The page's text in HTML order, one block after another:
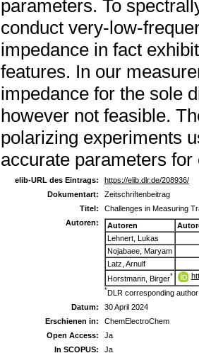
parameters. To
conduct very-low-
impedance in fact
features. In our
impedance for the sole
however not feasible.
polarizing experiments
accurate parameters
elib-URL des Eintrags:
https://elib.dlr.de/208936/
Dokumentart:
Zeitschriftenbeitrag
Titel:
Challenges in Measuring
Autoren:
Autoren
Lehnert, Lukas
Nojabaee, Maryam
Latz, Arnulf
Horstmann, Birger*
*DLR corresponding author
Datum:
30 April 2024
Erschienen in:
ChemElectroChem
Open Access:
Ja
In SCOPUS:
Ja